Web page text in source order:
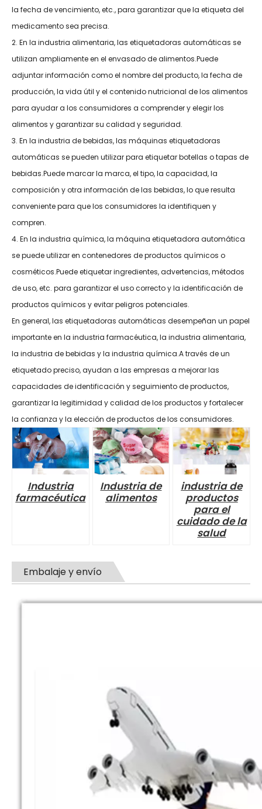
la fecha de vencimiento, etc., para garantizar que la etiqueta del
medicamento sea precisa.
2. En la industria alimentaria, las etiquetadoras automáticas se
utilizan ampliamente en el envasado de alimentos.Puede
adjuntar información como el nombre del producto, la fecha de
producción, la vida útil y el contenido nutricional de los alimentos
para ayudar a los consumidores a comprender y elegir los
alimentos y garantizar su calidad y seguridad.
3. En la industria de bebidas, las máquinas etiquetadoras
automáticas se pueden utilizar para etiquetar botellas o tapas de
bebidas.Puede marcar la marca, el tipo, la capacidad, la
composición y otra información de las bebidas, lo que resulta
conveniente para que los consumidores la identifiquen y
compren.
4. En la industria química, la máquina etiquetadora automática
se puede utilizar en contenedores de productos químicos o
cosméticos.Puede etiquetar ingredientes, advertencias, métodos
de uso, etc. para garantizar el uso correcto y la identificación de
productos químicos y evitar peligros potenciales.
En general, las etiquetadoras automáticas desempeñan un papel
importante en la industria farmacéutica, la industria alimentaria,
la industria de bebidas y la industria química.A través de un
etiquetado preciso, ayudan a las empresas a mejorar las
capacidades de identificación y seguimiento de productos,
garantizar la legitimidad y calidad de los productos y fortalecer
la confianza y la elección de productos de los consumidores.
Industria
farmacéutica
Industria de
alimentos
industria de
productos
para el
cuidado de la
salud
Embalaje y envío